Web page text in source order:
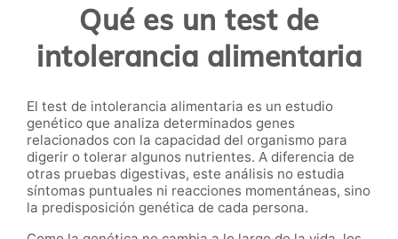
Qué es un test de
intolerancia alimentaria
El test de intolerancia alimentaria es un estudio
genético que analiza determinados genes
relacionados con la capacidad del organismo para
digerir o tolerar algunos nutrientes. A diferencia de
otras pruebas digestivas, este análisis no estudia
síntomas puntuales ni reacciones momentáneas, sino
la predisposición genética de cada persona.